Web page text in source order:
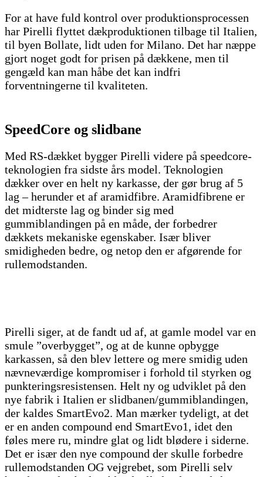
For at have fuld kontrol over produktionsprocessen
har Pirelli flyttet dækproduktionen tilbage til Italien,
til byen Bollate, lidt uden for Milano. Det har næppe
gjort noget godt for prisen på dækkene, men til
gengæld kan man håbe det kan indfri
forventningerne til kvaliteten.
SpeedCore og slidbane
Med RS-dækket bygger Pirelli videre på speedcore-
teknologien fra sidste års model. Teknologien
dækker over en helt ny karkasse, der gør brug af 5
lag – herunder et af aramidfibre. Aramidfibrene er
det midterste lag og binder sig med
gummiblandingen på en måde, der forbedrer
dækkets mekaniske egenskaber. Især bliver
smidigheden bedre, og netop den er afgørende for
rullemodstanden.
Pirelli siger, at de fandt ud af, at gamle model var en
smule ”overbygget”, og at de kunne opbygge
karkassen, så den blev lettere og mere smidig uden
nævneværdige kompromiser i forhold til styrken og
punkteringsresistensen. Helt ny og udviklet på den
nye fabrik i Italien er slidbanen/gummiblandingen,
der kaldes SmartEvo2. Man mærker tydeligt, at det
er en anden compound end SmartEvo1, idet den
føles mere ru, mindre glat og lidt blødere i siderne.
Det er især den nye compound der skulle forbedre
rullemodstanden OG vejgrebet, som Pirelli selv